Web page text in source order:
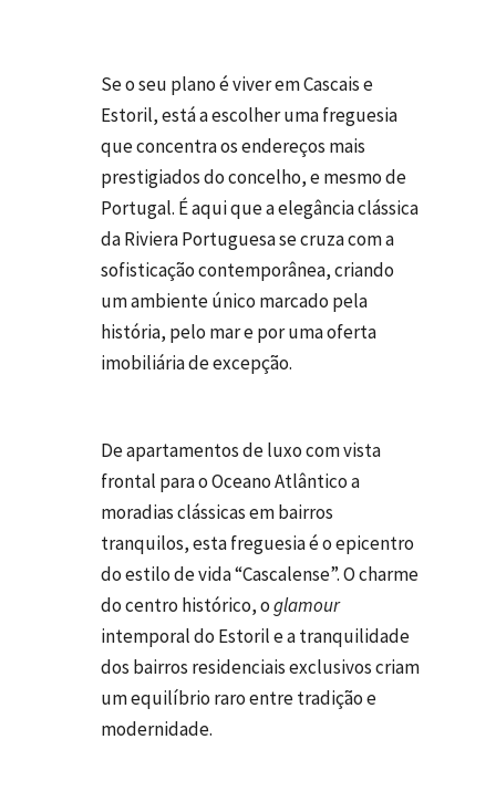
Se o seu plano é viver em Cascais e
Estoril, está a escolher uma freguesia
que concentra os endereços mais
prestigiados do concelho, e mesmo de
Portugal. É aqui que a elegância clássica
da Riviera Portuguesa se cruza com a
sofisticação contemporânea, criando
um ambiente único marcado pela
história, pelo mar e por uma oferta
imobiliária de excepção.
De apartamentos de luxo com vista
frontal para o Oceano Atlântico a
moradias clássicas em bairros
tranquilos, esta freguesia é o epicentro
do estilo de vida “Cascalense”. O charme
do centro histórico, oglamour
intemporal do Estoril e a tranquilidade
dos bairros residenciais exclusivos criam
um equilíbrio raro entre tradição e
modernidade.